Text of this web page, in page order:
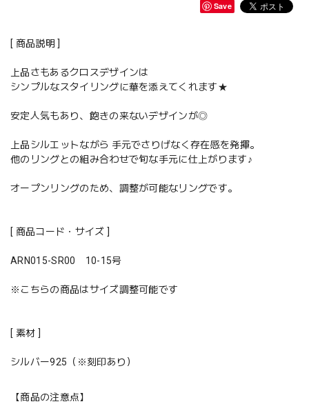
Save
[ 商品説明 ]
上品さもあるクロスデザインは
シンプルなスタイリングに華を添えてくれます★
安定人気もあり、飽きの来ないデザインが◎
上品シルエットながら 手元でさりげなく存在感を発揮。
他のリングとの組み合わせで旬な手元に仕上がります♪
オープンリングのため、調整が可能なリングです。
[ 商品コード・サイズ ]
ARN015-SR00 10-15号
※こちらの商品はサイズ調整可能です
[ 素材 ]
シルバー925（※刻印あり）
【商品の注意点】